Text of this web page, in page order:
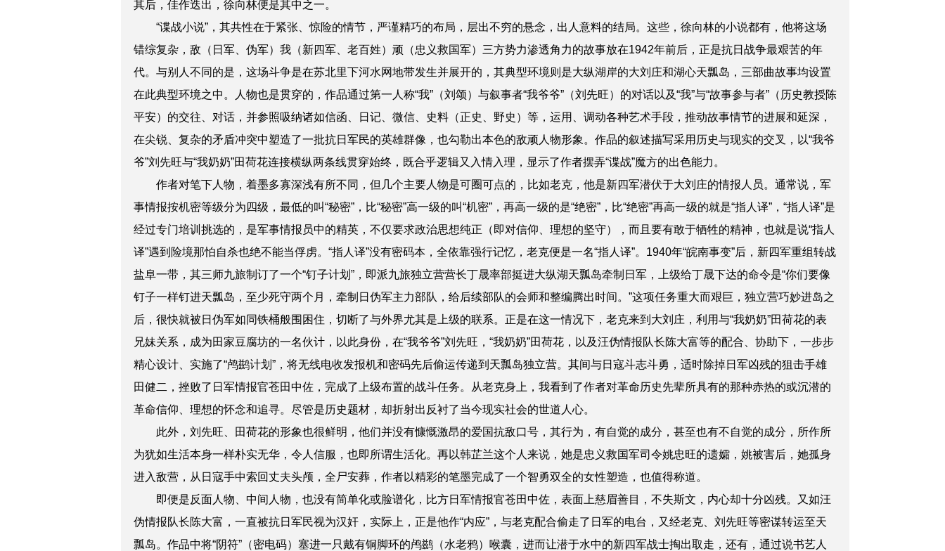
其后，佳作迭出，徐向林便是其中之一。
“谍战小说”，其共性在于紧张、惊险的情节，严谨精巧的布局，层出不穷的悬念，出人意料的结局。这些，徐向林的小说都有，他将这场
错综复杂，敌（日军、伪军）我（新四军、老百姓）顽（忠义救国军）三方势力渗透角力的故事放在1942年前后，正是抗日战争最艰苦的年
代。与别人不同的是，这场斗争是在苏北里下河水网地带发生并展开的，其典型环境则是大纵湖岸的大刘庄和湖心天瓢岛，三部曲故事均设置
在此典型环境之中。人物也是贯穿的，作品通过第一人称“我”（刘颂）与叙事者“我爷爷”（刘先旺）的对话以及“我”与“故事参与者”（历史教授陈
平安）的交往、对话，并参照吸纳诸如信函、日记、微信、史料（正史、野史）等，运用、调动各种艺术手段，推动故事情节的进展和延深，
在尖锐、复杂的矛盾冲突中塑造了一批抗日军民的英雄群像，也勾勒出本色的敌顽人物形象。作品的叙述描写采用历史与现实的交叉，以“我爷
爷”刘先旺与“我奶奶”田荷花连接横纵两条线贯穿始终，既合乎逻辑又入情入理，显示了作者摆弄“谍战”魔方的出色能力。
作者对笔下人物，着墨多寡深浅有所不同，但几个主要人物是可圈可点的，比如老克，他是新四军潜伏于大刘庄的情报人员。通常说，军
事情报按机密等级分为四级，最低的叫“秘密”，比“秘密”高一级的叫“机密” ， 再高一级的是“绝密”，比“绝密”再高一级的就是“指人译”，“指人译”是
经过专门培训挑选的，是军事情报员中的精英，不仅要求政治思想纯正（即对信仰、理想的坚守），而且要有敢于牺牲的精神，也就是说“指人
译”遇到险境那怕自杀也绝不能当俘虏。“指人译”没有密码本，全依靠强行记忆，老克便是一名“指人译”。1940年“皖南事变”后，新四军重组转战
盐阜一带，其三师九旅制订了一个“钉子计划”，即派九旅独立营营长丁晟率部挺进大纵湖天瓢岛牵制日军，上级给丁晟下达的命令是“你们要像
钉子一样钉进天瓢岛，至少死守两个月，牵制日伪军主力部队，给后续部队的会师和整编腾出时间。”这项任务重大而艰巨，独立营巧妙进岛之
后，很快就被日伪军如同铁桶般围困住，切断了与外界尤其是上级的联系。正是在这一情况下，老克来到大刘庄，利用与“我奶奶”田荷花的表
兄妹关系，成为田家豆腐坊的一名伙计，以此身份，在“我爷爷”刘先旺，“我奶奶”田荷花，以及汪伪情报队长陈大富等的配合、协助下，一步步
精心设计、实施了“鸬鹚计划”，将无线电收发报机和密码先后偷运传递到天瓢岛独立营。其间与日寇斗志斗勇，适时除掉日军凶残的狙击手雄
田健二，挫败了日军情报官苍田中佐，完成了上级布置的战斗任务。从老克身上，我看到了作者对革命历史先辈所具有的那种赤热的或沉潜的
革命信仰、理想的怀念和追寻。 尽管是历史题材，却折射出反衬了当今现实社会的世道人心。
此外，刘先旺、田荷花的形象也很鲜明，他们并没有慷慨激昂的爱国抗敌口号，其行为，有自觉的成分，甚至也有不自觉的成分，所作所
为犹如生活本身一样朴实无华，令人信服，也即所谓生活化。 再以韩芷兰这个人来说，她是忠义救国军司令姚忠旺的遗孀，姚被害后，她孤身
进入敌营，从日寇手中索回丈夫头颅，全尸安葬，作者以精彩的笔墨完成了一个智勇双全的女性塑造，也值得称道。
即便是反面人物、中间人物，也没有简单化或脸谱化，比方日军情报官苍田中佐，表面上慈眉善目，不失斯文，内心却十分凶残。又如汪
伪情报队长陈大富，一直被抗日军民视为汉奸，实际上，正是他作“内应”，与老克配合偷走了日军的电台，又经老克、刘先旺等密谋转运至天
瓢岛。作品中将“阴符”（密电码）塞进一只戴有铜脚环的鸬鹚（水老鸦）喉囊，进而让潜于水中的新四军战士掏出取走 ， 还有，通过说书艺人